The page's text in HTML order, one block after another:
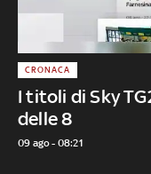
I titoli di Sky
delle 8
CRONACA
09 ago - 08:21